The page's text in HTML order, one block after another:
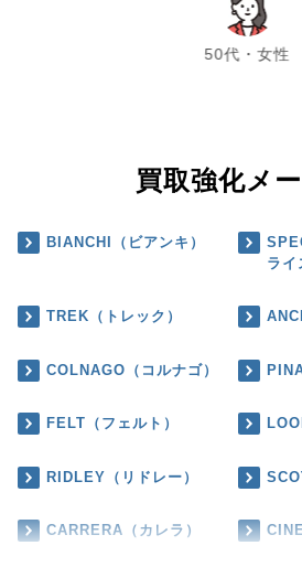
50代・女性
chevron_left chevron_right
買取強化メ
BIANCHI（ビアンキ）
ライ
TREK（トレック）
COLNAGO（コルナゴ）
FELT（フェルト）
RIDLEY（リドレー）
CARRERA（カレラ）